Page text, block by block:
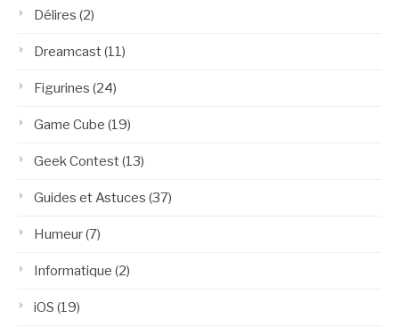
Délires (2)
Dreamcast(11)
Figurines (24)
Game Cube (19)
Geek Contest(13)
Guides et Astuces (37)
Humeur(7)
Informatique (2)
iOS (19)